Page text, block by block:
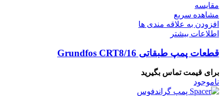
مقایسه
مشاهده سریع
افزودن به علاقه مندی ها
اطلاعات بیشتر
قطعات پمپ طبقاتی Grundfos CRT8/16
برای قیمت تماس بگیرید
ناموجود